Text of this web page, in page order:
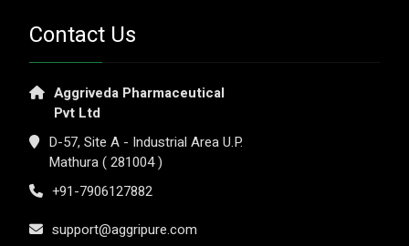
Contact Us
Aggriveda Pharmaceutical
Pvt Ltd
D-57, Site A - Industrial Area U.P.
Mathura ( 281004 )
+91-7906127882
support@aggripure.com